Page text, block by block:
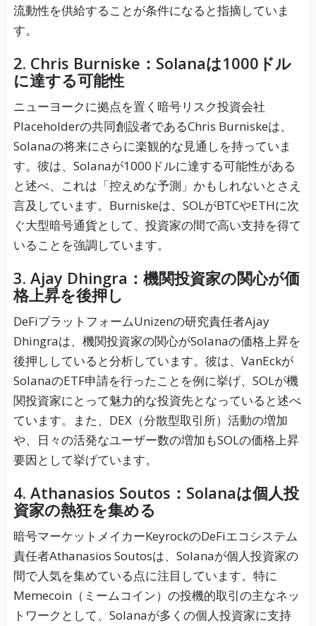
流動性を供給することが条件になると指摘していま
す。
2. Chris Burniske：Solanaは1000ドル
に達する可能性
ニューヨークに拠点を置く暗号リスク投資会社
Placeholderの共同創設者であるChris Burniskeは、
Solanaの将来にさらに楽観的な見通しを持っていま
す。彼は、Solanaが1000ドルに達する可能性がある
と述べ、これは「控えめな予測」かもしれないとさえ
言及しています。Burniskeは、SOLがBTCやETHに次
ぐ大型暗号通貨として、投資家の間で高い支持を得て
いることを強調しています。
3. Ajay Dhingra：機関投資家の関心が価
格上昇を後押し
DeFiプラットフォームUnizenの研究責任者Ajay
Dhingraは、機関投資家の関心がSolanaの価格上昇を
後押ししていると分析しています。彼は、VanEckが
SolanaのETF申請を行ったことを例に挙げ、SOLが機
関投資家にとって魅力的な投資先となっていると述べ
ています。また、DEX（分散型取引所）活動の増加
や、日々の活発なユーザー数の増加もSOLの価格上昇
要因として挙げています。
4. Athanasios Soutos：Solanaは個人投
資家の熱狂を集める
暗号マーケットメイカーKeyrockのDeFiエコシステム
責任者Athanasios Soutosは、Solanaが個人投資家の
間で人気を集めている点に注目しています。特に
Memecoin（ミームコイン）の投機的取引の主なネッ
トワークとして、Solanaが多くの個人投資家に支持